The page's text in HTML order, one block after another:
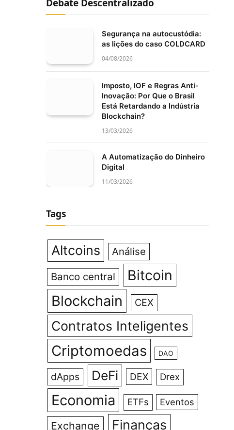
Debate Descentralizado
Segurança na autocustódia:
as lições do caso COLDCARD
04/08/2026
Imposto, IOF e Regras Anti-
Inovação: Por Que o Brasil
Está Retardando a Indústria
Blockchain?
13/03/2026
A Automatização do Dinheiro
Digital
11/03/2026
Tags
Altcoins Análise
Banco central
Bitcoin
Blockchain
CEX
Contratos Inteligentes
Criptomoedas DAO
dApps DeFi DEX Drex
Economia ETFs Eventos
Exchange Finanças